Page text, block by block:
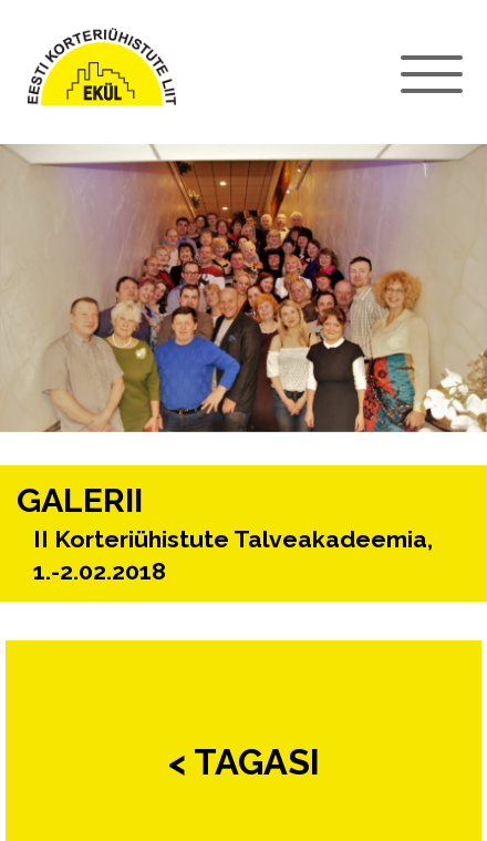
GALERII
II Korteriühistute Talveakadeemia,
1.-2.02.2018
< TAGASI